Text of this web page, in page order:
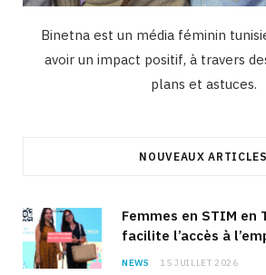
Binetna est un média féminin
avoir un impact positif, à travers
plans et astuces.
NOUVEAUX ARTICLES
Femmes en STIM en
facilite l’accès à
NEWS 15 JUILLET 2026